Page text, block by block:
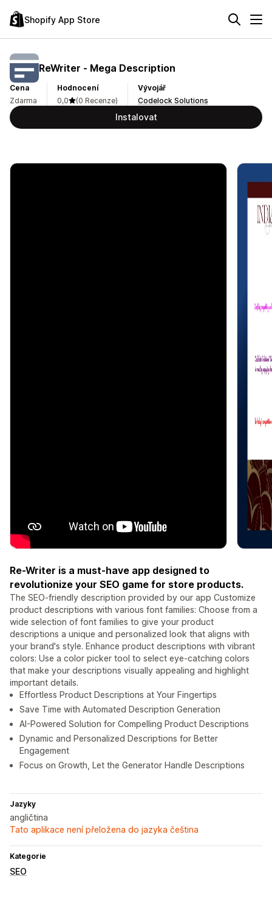
Shopify App Store
ReWriter ‑ Mega Description
Cena
Zdarma
Hodnocení
0,0
(0 Recenze)
Vývojář
Codelock Solutions
Instalovat
Re-Writer is a must-have app designed to
revolutionize your SEO game for store products.
The SEO-friendly description provided by our app Customize
product descriptions with various font families: Choose from a
wide selection of font families to give your product
descriptions a unique and personalized look that aligns with
your brand's style. Enhance product descriptions with vibrant
colors: Use a color picker tool to select eye-catching colors
that make your descriptions visually appealing and highlight
important details.
Effortless Product Descriptions at Your Fingertips
Save Time with Automated Description Generation
AI-Powered Solution for Compelling Product Descriptions
Dynamic and Personalized Descriptions for Better
Engagement
Focus on Growth, Let the Generator Handle Descriptions
Jazyky
angličtina
Tato aplikace není přeložena do jazyka čeština
Kategorie
SEO